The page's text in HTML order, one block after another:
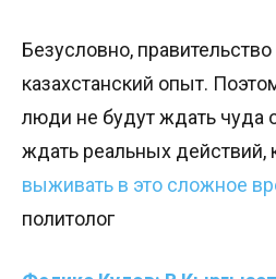
Безусловно,
казахстанский опыт.
люди не будут ждать чуда
ждать реальных действий,
выживать в это сложное
политолог